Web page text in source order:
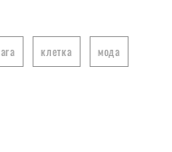
клетка мода